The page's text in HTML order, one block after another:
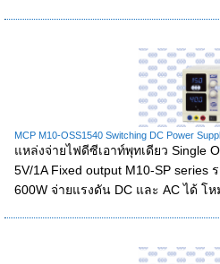
MCP M10-OSS1540 Switching DC Power
แหล่งจ่ายไฟดีซีเอาท์พุทเดียว Single
5V/1A Fixed output M10-SP series
600W จ่ายแรงดัน DC และ AC ได้ โ